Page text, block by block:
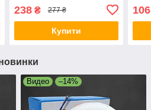
238₴ 277 ₴
Купити
106
Видео –14%